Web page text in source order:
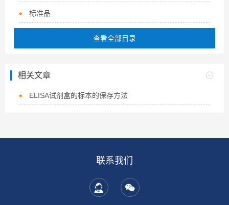
标准品
查看全部目录
相关文章
ELISA试剂盒的标本的保存方法
联系我们